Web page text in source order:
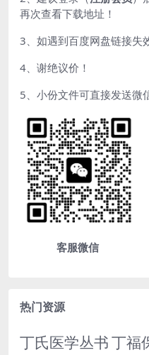
再次查看下载地址！
3、如遇到百度网盘链接失
4、谢绝议价！
5、小份文件可直接发送微
客服微信
热门资源
丁氏医学丛书丁福